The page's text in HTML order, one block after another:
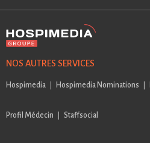
NOS AUTRES SERVICES
Hospimedia Hospimedia Nominations
Profil Médecin Staffsocial